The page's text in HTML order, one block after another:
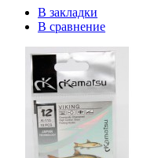
В закладки
В сравнение